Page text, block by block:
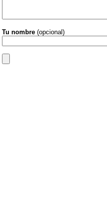
Tu nombre (opcional)